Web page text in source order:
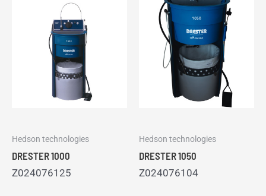
Hedson technologies
DRESTER 1000
Z024076125
Hedson technologies
DRESTER 1050
Z024076104